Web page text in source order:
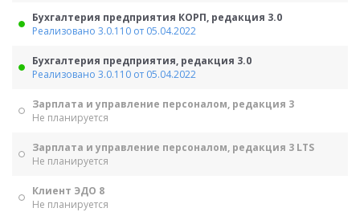
Бухгалтерия предприятия КОРП, редакция 3.0
Реализовано 3.0.110 от 05.04.2022
Бухгалтерия предприятия, редакция 3.0
Реализовано 3.0.110 от 05.04.2022
Зарплата и управление персоналом, редакция 3
Не планируется
Зарплата и управление персоналом, редакция 3 LTS
Не планируется
Клиент ЭДО 8
Не планируется